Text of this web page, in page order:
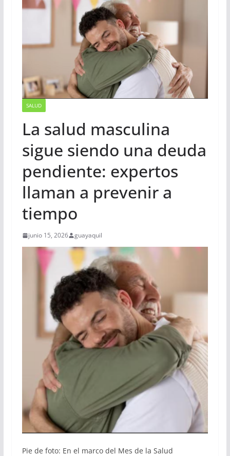
SALUD
La salud masculina
sigue siendo una deuda
pendiente: expertos
llaman a prevenir a
tiempo
junio 15, 2026 guayaquil
Pie de foto: En el marco del Mes de la Salud